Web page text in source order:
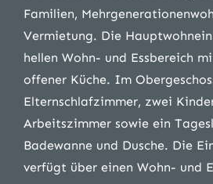
Familien,
Vermietung. Die
hellen Wohn- und Essbereich
offener Küche. Im
Elternschlafzimmer, zwei
Arbeitszimmer sowie ein
Badewanne und Dusche. Die
verfügt über einen Wohn- und